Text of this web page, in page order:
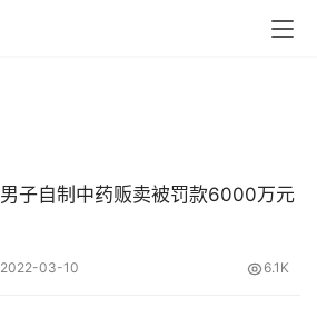
男子自制中药贩卖被罚款6000万元
2022-03-10 6.1K